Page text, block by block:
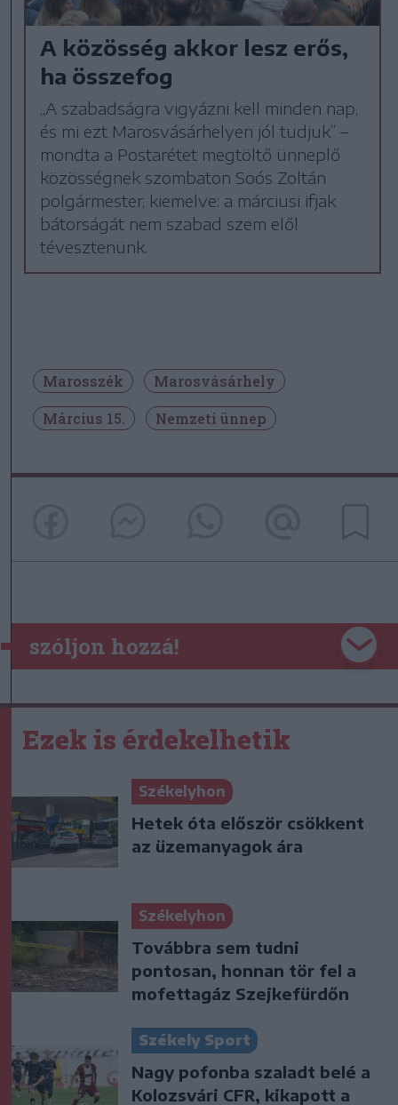
A közösség akkor lesz erős,
ha összefog
„A szabadságra vigyázni kell minden nap,
és mi ezt Marosvásárhelyen jól tudjuk” –
mondta a Postarétet megtöltő ünneplő
közösségnek szombaton Soós Zoltán
polgármester, kiemelve: a márciusi ifjak
bátorságát nem szabad szem elől
tévesztenünk.
Marosszék
Marosvásárhely
Március 15.
Nemzeti ünnep
szóljon hozzá!
Ezek is érdekelhetik
Székelyhon
Hetek óta először csökkent
az üzemanyagok ára
Székelyhon
Továbbra sem tudni
pontosan, honnan tör fel a
mofettagáz Szejkefürdőn
Székely Sport
Nagy pofonba szaladt belé a
Kolozsvári CFR, kikapott a